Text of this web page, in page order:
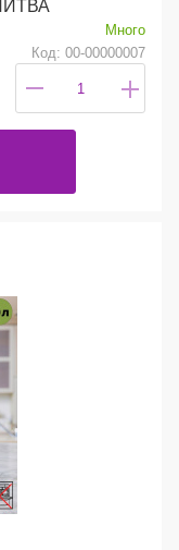
Много
Код: 00-00000007